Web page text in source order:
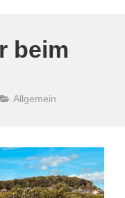
beim
Allgemein